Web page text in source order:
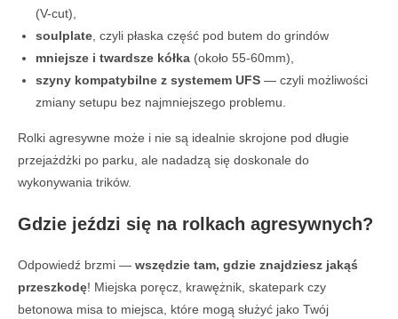
(V-cut),
soulplate , czyli płaska część pod butem do grindów
mniejsze i twardsze kółka (około 55-60mm),
szyny kompatybilne z systemem UFS — czyli możliwości
zmiany setupu bez najmniejszego problemu.
Rolki agresywne może i nie są idealnie skrojone pod długie
przejażdżki po parku, ale nadadzą się doskonale do
wykonywania trików.
Gdzie jeździ się na rolkach agresywnych?
Odpowiedź brzmi — wszędzie tam, gdzie znajdziesz jakąś
przeszkodę! Miejska poręcz, krawężnik, skatepark czy
betonowa misa to miejsca, które mogą służyć jako Twój